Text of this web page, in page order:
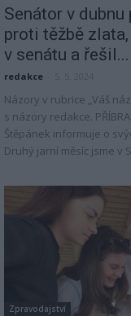
Senátor v
proti těžbě
v senátu a řešil...
redakce
Názory v rubrice „Váš
s názory redakce.
Štěpánek informuje o
Druhý jarní měsíc jsme v
Zpravodajství